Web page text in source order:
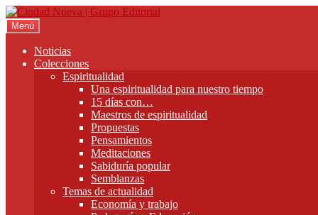
Ir
a
la
navegación
Ir
al
contenido
Menú
Noticias
Colecciones
Espiritualidad
Una espiritualidad para nuestro tiempo
15 días con…
Maestros de espiritualidad
Propuestas
Pensamientos
Meditaciones
Sabiduría popular
Semblanzas
Temas de actualidad
Economía y trabajo